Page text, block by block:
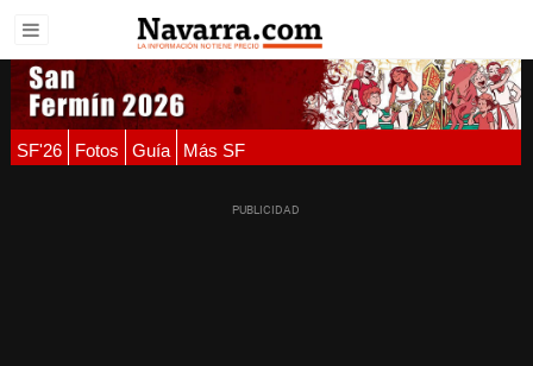
SF'26 Fotos Guía Más SF